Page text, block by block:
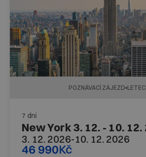
POZNÁVACÍ ZÁJEZD
7 dní
New York 3. 12. - 10. 12.
3. 12. 2026-10. 12. 2026
46 990Kč